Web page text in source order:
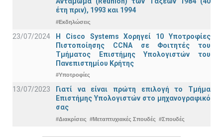
έτη πριν), 1993 και 1994
#Εκδηλώσεις
23/07/2024
Η Cisco Systems Χορηγεί 10 Υποτροφίες
Πιστοποίησης CCNA σε Φοιτητές του
Τμήματος Επιστήμης Υπολογιστών του
Πανεπιστημίου Κρήτης
#Υποτροφίες
13/07/2023
Γιατί να είναι πρώτη επιλογή το Τμήμα
Επιστήμης Υπολογιστών στο μηχανογραφικό
σας
#Διακρίσεις #Μεταπτυχιακές Σπουδές #Σπουδές